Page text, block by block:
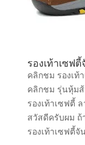
รองเท้าเซฟ
คลิกชม รองเท้
คลิกชม รุ่นหุ้มส้
รองเท้าเซฟตี้
สวัสดีครับผม ถ้
รองเท้าเซฟตี้